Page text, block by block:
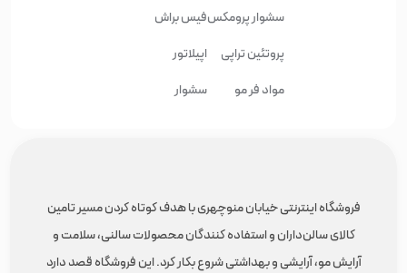
سشوار پرومکس
پروتئین تراپی
مواد فر مو
فیس براش
اپیلاتور
سشوار
فروشگاه اینترنتی خیابان منوچهری با هدف کوتاه کردن مسیر تامین
کالای سالن‌داران و استفاده کنندگان محصولات سالنی، سلامت و
آرایش مو، آرایشی و بهداشتی شروع بکار کرد. این فروشگاه قصد دارد